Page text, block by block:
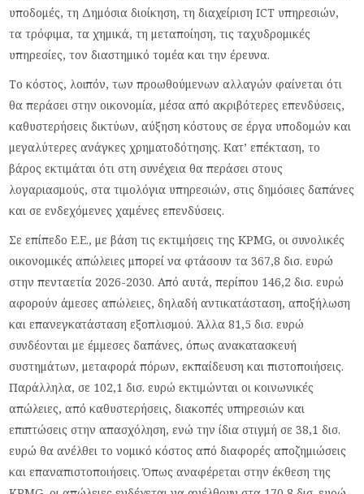
υποδομές, τη Δημόσια διοίκηση, τη διαχείριση ICT υπηρεσιών,
τα τρόφιμα, τα χημικά, τη μεταποίηση, τις ταχυδρομικές
υπηρεσίες, τον διαστημικό τομέα και την έρευνα.
Το κόστος, λοιπόν, των προωθούμενων αλλαγών φαίνεται ότι
θα περάσει στην οικονομία, μέσα από ακριβότερες επενδύσεις,
καθυστερήσεις δικτύων, αύξηση κόστους σε έργα υποδομών και
μεγαλύτερες ανάγκες χρηματοδότησης. Κατ’ επέκταση, το
βάρος εκτιμάται ότι στη συνέχεια θα περάσει στους
λογαριασμούς, στα τιμολόγια υπηρεσιών, στις δημόσιες δαπάνες
και σε ενδεχόμενες χαμένες επενδύσεις.
Σε επίπεδο Ε.Ε., με βάση τις εκτιμήσεις της KPMG, οι συνολικές
οικονομικές απώλειες μπορεί να φτάσουν τα 367,8 δισ. ευρώ
στην πενταετία 2026-2030. Από αυτά, περίπου 146,2 δισ. ευρώ
αφορούν άμεσες απώλειες, δηλαδή αντικατάσταση, αποξήλωση
και επανεγκατάσταση εξοπλισμού. Άλλα 81,5 δισ. ευρώ
συνδέονται με έμμεσες δαπάνες, όπως ανακατασκευή
συστημάτων, μεταφορά πόρων, εκπαίδευση και πιστοποιήσεις.
Παράλληλα, σε 102,1 δισ. ευρώ εκτιμώνται οι κοινωνικές
απώλειες, από καθυστερήσεις, διακοπές υπηρεσιών και
επιπτώσεις στην απασχόληση, ενώ την ίδια στιγμή σε 38,1 δισ.
ευρώ θα ανέλθει το νομικό κόστος από διαφορές αποζημιώσεις
και επαναπιστοποιήσεις. Όπως αναφέρεται στην έκθεση της